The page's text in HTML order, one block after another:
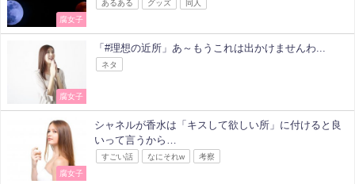
腐女子
あるある グッズ 同人
腐女子
「#理想の近所」あ～もうこれは出かけませんわ...
ネタ
腐女子
シャネルが香水は「キスして欲しい所」に付けると良
いって言うから…
すごい話 なにそれw 考察